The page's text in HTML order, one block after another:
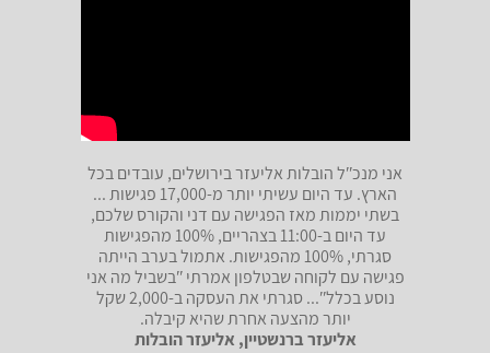
אני מנכʺל הובלות אליעזר בירושלים, עובדים בכל
הארץ. עד היום עשיתי יותר מ-17,000 פגישות ...
בשתי יממות מאז הפגישה עם דני והקורס שלכם,
עד היום ב-11:00 בצהריים, 100% מהפגישות
סגרתי, 100% מהפגישות. אתמול בערב הייתה
פגישה עם לקוחה שבטלפון אמרתי ʺבשביל מה אני
נוסע בכללʺ... סגרתי את העסקה ב-2,000 שקל
יותר מהצעה אחרת שהיא קיבלה.
אליעזר ברנשטיין, אליעזר הובלות